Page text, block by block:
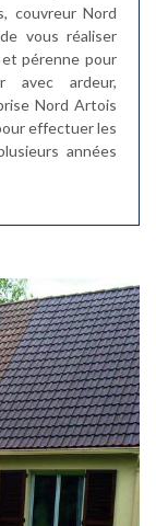
couvreur Nord
vous réaliser
pérenne pour
avec ardeur,
Nord Artois
effectuer les
années